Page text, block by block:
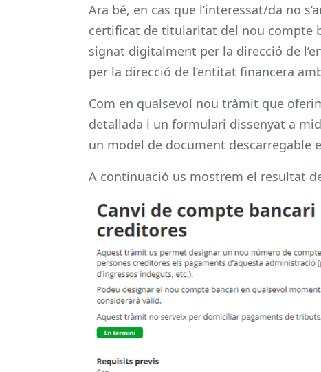
Ara bé, en cas que l’interessat/da no
certificat de titularitat del nou compte
signat digitalment per la direcció de
per la direcció de l’entitat financera
Com en qualsevol nou tràmit que
detallada i un formulari dissenyat a
un model de document descarregable
A continuació us mostrem el resultat